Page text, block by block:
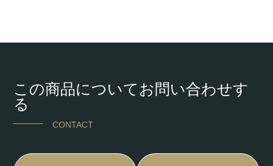
この商品についてお問い合わせす
る
CONTACT